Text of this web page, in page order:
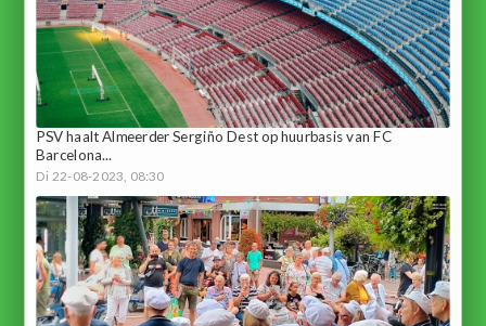
PSV haalt Almeerder Sergiño Dest op huurbasis van FC
Barcelona...
Di 22-08-2023, 08:30